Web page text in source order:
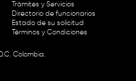
Trámites y Servicios
Directorio de funcionarios
Estado de su solicitud
Términos y Condiciones
Colombia.